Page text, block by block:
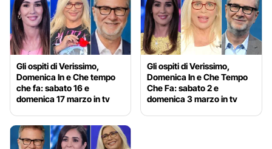
Gli ospiti di Verissimo,
Domenica In e Che tempo
che fa: sabato 16 e
domenica 17 marzo in tv
Gli ospiti di Verissimo,
Domenica In e Che Tempo
Che Fa: sabato 2 e
domenica 3 marzo in tv